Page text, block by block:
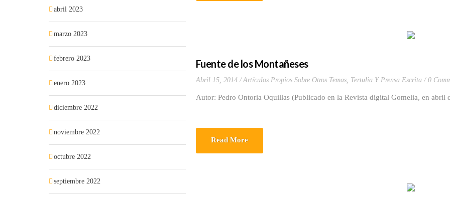
Fuente de los Montañeses
Abril 15, 2014 Artículos Propios Sobre Otros Temas, Tertulia Y Prensa Escrita 0
Autor: Pedro Ontoria Oquillas (Publicado en la Revista digital Gomelia, en
Read More
abril 2023
marzo 2023
febrero 2023
enero 2023
diciembre 2022
noviembre 2022
octubre 2022
septiembre 2022